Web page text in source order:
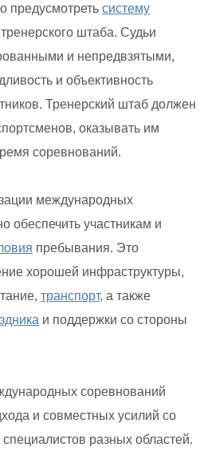
предусмотреть систему
штаба. Судьи
и непредвзятыми,
и объективность
Тренерский штаб должен
оказывать им
соревнований.
международных
обеспечить участникам и
пребывания. Это
хорошей инфраструктуры,
транспорт, а также
и поддержки со стороны
соревнований
и совместных усилий со
разных областей.